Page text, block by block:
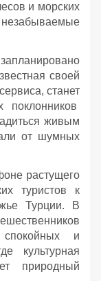
и морских
своей
станет
поклонников
живым
от шумных
растущего
туристов к
Турции. В
и
культурная
природный